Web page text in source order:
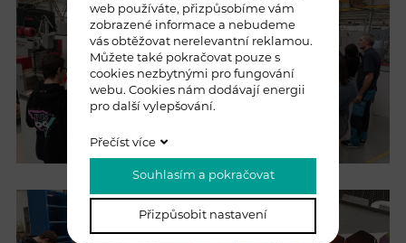
web používáte, přizpůsobíme vám
zobrazené informace a nebudeme
vás obtěžovat nerelevantní reklamou.
Můžete také pokračovat pouze s
cookies nezbytnými pro fungování
webu. Cookies nám dodávají energii
pro další vylepšování.
Přečíst více
Souhlasím a pokračovat
Přizpůsobit nastavení